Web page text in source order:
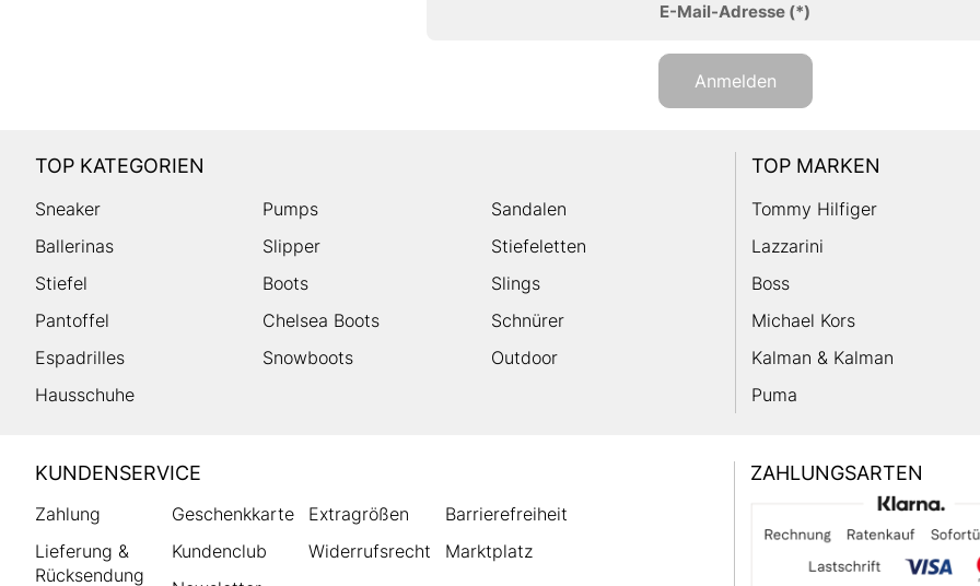
E-Mail-Adresse(*)
Anmelden
TOP KATEGORIEN
Sneaker Pumps
Sandalen
Ballerinas
Slipper
Stiefeletten
Stiefel
Boots
Slings
Pantoffel
Chelsea Boots
Schnürer
Espadrilles
Snowboots
Outdoor
Hausschuhe
TOP MARKEN
Tommy Hilfiger
Lazzarini
Boss
Michael Kors
Kalman & Kalman
Puma
HUMANIC
Footer
KUNDENSERVICE
Zahlung
Lieferung &
Rücksendung
Geschenkkarte
Kundenclub
Extragrößen
Widerrufsrecht
Barrierefreiheit
Marktplatz
ZAHLUNGSARTEN